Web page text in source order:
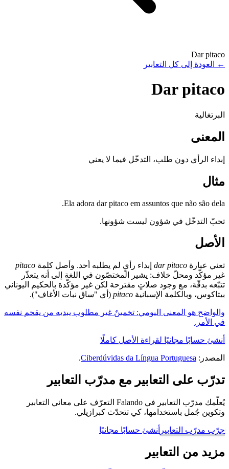
Dar pitaco
←
العودة إلى كل التعابير
Dar pitaco
البرتغالية
المعنى
إبداء الرأي دون طلب، التدخّل فيما لا يعني
مثال
Ela adora dar pitaco em assuntos que não são dela.
تحبّ التدخّل في شؤون ليست شؤونها.
الأصل
تعني عبارة dar pitaco إبداء رأيٍ لم يطلبه أحد. وأصل كلمة pitaco
غير مؤكّد ومحلّ خلاف: يشير المختصّون في اللغة إلى أنه يتعذّر
تتبّعه بدقّة، مع وجود صلاتٍ مقترحة لكن غير مؤكّدة بالحكيم اليوناني
بيتاكوس، وبالكلمة الإسبانية pitaco (أي "ساق نبات الأغاف").
والواضح هو المعنى اليومي: تخمينٌ غير مطلوب يبديه من يقحم نفسه
في الأمر.
أنشئ حسابًا مجانيًا لقراءة الأصل كاملًا
المصدر: Ciberdúvidas da Língua Portuguesa
.
تدرّب على التعابير مع مدرّب التعابير
يُعلّمك مدرّب التعابير في Falando التعرّف على معاني التعابير
وتكوين جُمل باستخدامها، كي تتحدّث كبرازيلي.
جرّب مدرّب التعابير أنشئ حسابًا مجانيًا
مزيد من التعابير